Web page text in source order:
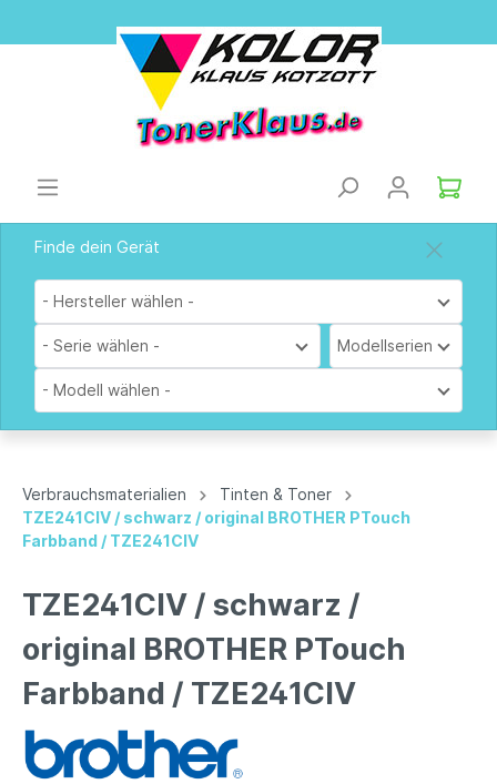
Finde dein Gerät
- Hersteller wählen -
- Serie wählen - Modellserien
- Modell wählen -
Verbrauchsmaterialien
Tinten & Toner
TZE241CIV / schwarz / original BROTHER PTouch
Farbband / TZE241CIV
TZE241CIV / schwarz /
original BROTHER PTouch
Farbband / TZE241CIV